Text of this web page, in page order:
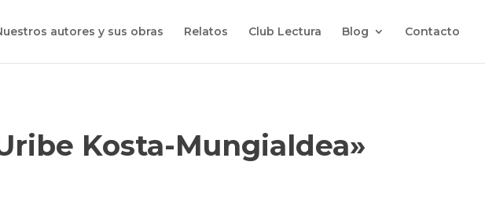
autores y sus obras Relatos Club Lectura Blog Contacto
Kosta-Mungialdea»